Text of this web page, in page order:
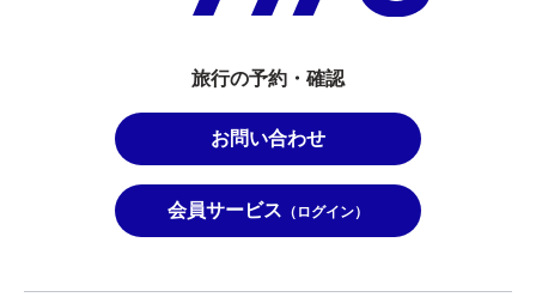
旅行の予約・確認
お問い合わせ
会員サービス （ログイン）